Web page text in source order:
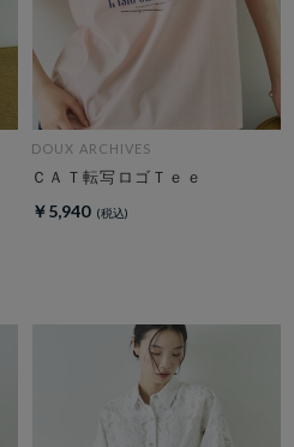
DOUX ARCHIVES
ＣＡＴ転写ロゴＴｅｅ
￥5,940